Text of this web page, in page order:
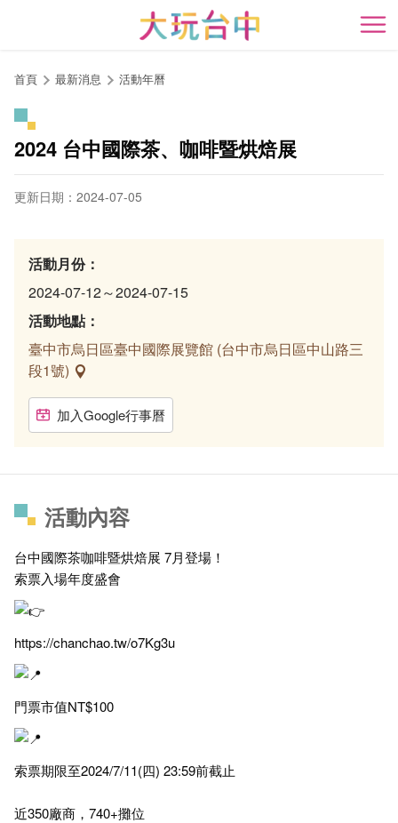
開
首頁 最新消息 活動年曆
2024 台中國際茶、咖啡暨烘焙展
更新日期：2024-07-05
活動月份：
2024-07-12～2024-07-15
活動地點：
臺中市烏日區臺中國際展覽館 (台中市烏日區中山路三
段1號)
加入Google行事曆
活動內容
台中國際茶咖啡暨烘焙展 7月登場！
索票入場年度盛會
https://chanchao.tw/o7Kg3u
門票市值NT$100
索票期限至2024/7/11(四) 23:59前截止
近350廠商，740+攤位